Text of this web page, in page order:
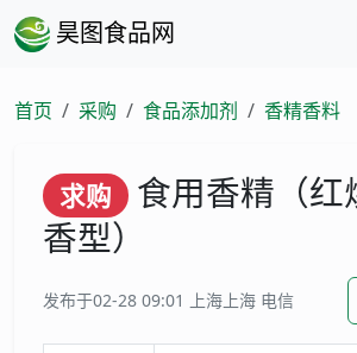
昊图食品网
首页 采购 食品添加剂 香精香料
求购
食用香精（红
香型）
发布于02-28 09:01 上海上海 电信